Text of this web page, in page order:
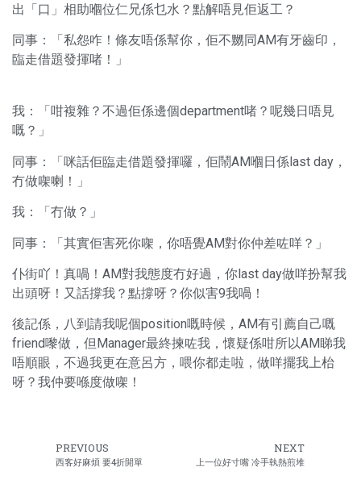
出「口」相助嗰位仁兄係乜水？點解唔見佢返工？
同事：「私怨咋！條友唔係幫你，佢不嬲同AM有牙齒印，
臨走借題發揮啫！」
我：「咁複雜？不過佢係邊個department啫？呢幾日唔見
嘅？」
同事：「咪話佢臨走借題發揮囉，佢鬧AM嗰日係last day，
冇做㗎喇！」
我：「冇做？」
同事：「其實佢害死你㗎，你唔覺AM對你仲差咗咩？」
仆街吖！真喎！AM對我態度冇好過，你last day做咩扮幫我
出頭呀！又話撐我？點撐呀？你似害9我喎！
後記係，八到請我呢個position嘅時候，AM有引薦自己嘅
friend嚟做，但Manager最終揀咗我，懷疑係咁所以AM睇我
唔順眼，不過我更在意呂方，喂你都走啦，做咩擺我上枱
呀？我仲要喺度做㗎！
PREVIOUS
西客好麻煩 要4折開單
NEXT
上一位好寸嘴 冷手執熱煎堆